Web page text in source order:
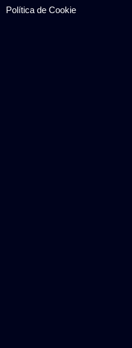
Política de Cookie